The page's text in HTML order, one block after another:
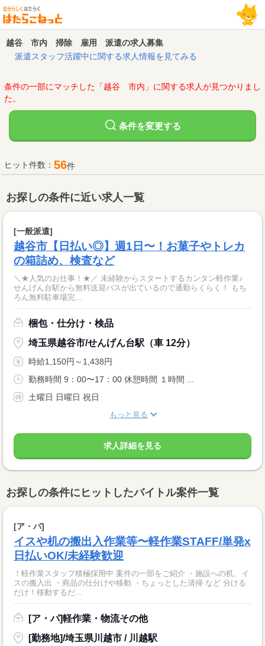
越谷 市内 掃除 雇用 派遣の求人募集
派遣スタッフ活躍中に関する求人情報を見てみる
条件の一部にマッチした「越谷 市内」に関する求人が見つかりまし
た。
条件を変更する
ヒット件数： 56件
お探しの条件に近い求人一覧
[一般派遣]
越谷市【日払い◎】週1日〜！お菓子やトレカ
の箱詰め、検査など
＼★人気のお仕事！★／ 未経験からスタートするカンタン軽作業♪
せんげん台駅から無料送迎バスが出ているので通勤らくらく！ もち
ろん無料駐車場完...
梱包・仕分け・検品
埼玉県越谷市/せんげん台駅（車 12分）
時給1,150円～1,438円
勤務時間 9：00〜17：00 休憩時間 １時間 ...
土曜日 日曜日 祝日
もっと見る
求人詳細を見る
お探しの条件にヒットしたバイトル案件一覧
[ア・パ]
イスや机の搬出入作業等〜軽作業STAFF/単発x
日払いOK/未経験歓迎
！軽作業スタッフ積極採用中 案件の一部をご紹介 ・施設への机、イ
スの搬入出 ・商品の仕分けや移動 ・ちょっとした清掃 など 分ける
だけ！移動するだ...
[ア・パ]軽作業・物流その他
[勤務地]/埼玉県川越市 / 川越駅